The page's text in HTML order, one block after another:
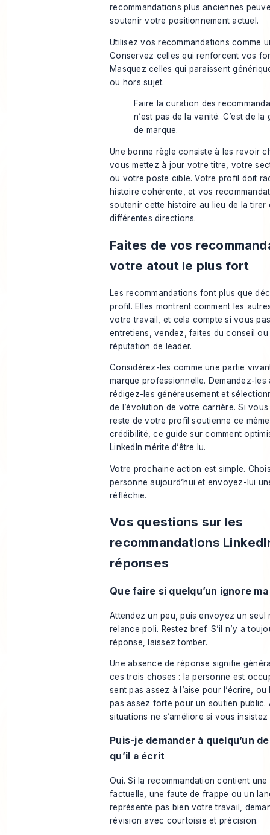
recommandations plus anciennes
soutenir votre positionnement actuel.
Utilisez vos recommandations comme
Conservez celles qui renforcent vos
Masquez celles qui paraissent
ou hors sujet.
Faire la curation des
n’est pas de la vanité. C’est de la
de marque.
Une bonne règle consiste à les revoir
vous mettez à jour votre titre, votre
ou votre poste cible. Votre profil doit
histoire cohérente, et vos
soutenir cette histoire au lieu de la tirer
différentes directions.
Faites de vos
votre atout le plus fort
Les recommandations font plus que
profil. Elles montrent comment les
votre travail, et cela compte si vous
entretiens, vendez, faites du conseil
réputation de leader.
Considérez-les comme une partie
marque professionnelle. Demandez-
rédigez-les généreusement et
de l’évolution de votre carrière. Si
reste de votre profil soutienne ce
crédibilité, ce guide surcomment
LinkedIn mérite d’être lu.
Votre prochaine action est simple.
personne aujourd’hui et envoyez-lui
réfléchie.
Vos questions sur les
recommandations
réponses
Que faire si quelqu’un ignore
Attendez un peu, puis envoyez un seul
relance poli. Restez bref. S’il n’y a
réponse, laissez tomber.
Une absence de réponse signifie
ces trois choses : la personne est
sent pas assez à l’aise pour l’écrire, ou
pas assez forte pour un soutien public.
situations ne s’améliore si vous
Puis-je demander à quelqu’un
qu’il a écrit
Oui. Si la recommandation contient une
factuelle, une faute de frappe ou un
représente pas bien votre travail,
révision avec courtoisie et précision.